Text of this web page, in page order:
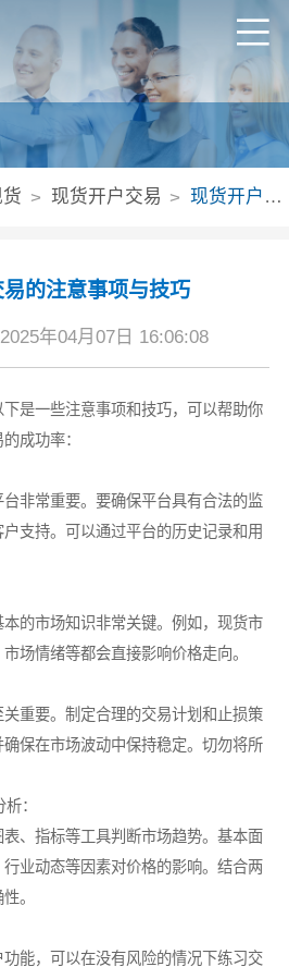
现货开户交易 现货开户交易的注意事项与技巧
的注意事项与技巧
年04月07日 16:06:08
是一些注意事项和技巧，可以帮助你
成功率：
非常重要。要确保平台具有合法的监
支持。可以通过平台的历史记录和用
的市场知识非常关键。例如，现货市
场情绪等都会直接影响价格走向。
重要。制定合理的交易计划和止损策
保在市场波动中保持稳定。切勿将所
：
、指标等工具判断市场趋势。基本面
业动态等因素对价格的影响。结合两
。
能，可以在没有风险的情况下练习交